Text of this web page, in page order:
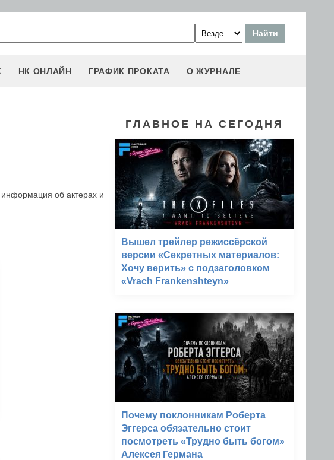
НК ОНЛАЙН ГРАФИК ПРОКАТА О ЖУРНАЛЕ
об актерах и
ГЛАВНОЕ НА СЕГОДНЯ
Вышел трейлер режиссёрской
версии «Секретных материалов:
Хочу верить» с подзаголовком
«Vrach Frankenshteyn»
Почему поклонникам Роберта
Эггерса обязательно стоит
посмотреть «Трудно быть богом»
Алексея Германа